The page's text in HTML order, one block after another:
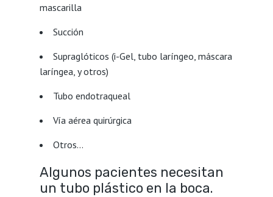
mascarilla
Succión
Supraglóticos (i-Gel, tubo laríngeo, máscara
laríngea, y otros)
Tubo endotraqueal
Vía aérea quirúrgica
Otros…
Algunos pacientes necesitan
un tubo plástico en la boca.